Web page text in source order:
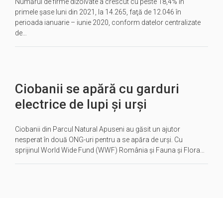
primele şase luni din 2021, la 14.265, faţă de 12.046 în
perioada ianuarie – iunie 2020, conform datelor centralizate
de…
Ciobanii se apără cu garduri
electrice de lupi și urși
Ciobanii din Parcul Natural Apuseni au găsit un ajutor
nesperat în două ONG-uri pentru a se apăra de urși. Cu
sprijinul World Wide Fund (WWF) România şi Fauna şi Flora…